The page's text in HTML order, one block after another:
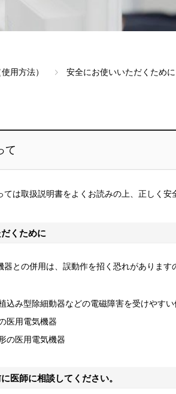
用方法） 安全にお使いいただくために
て
は取扱説明書をよくお読みの上、正しく安
くために
器との併用は、誤動作を招く恐れがあります
込み型除細動器などの電磁障害を受けやす
医用電気機器
の医用電気機器
医師に相談してください。